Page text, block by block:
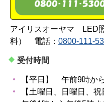
アイリスオーヤマ LED
料） 電話： 0800-111-
受付時間
【平日】 午前9時か
【土曜日、日曜日、